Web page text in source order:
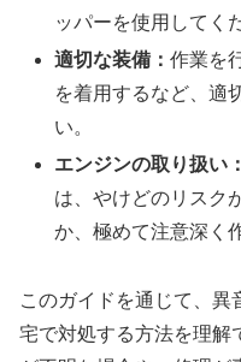
ッパーを使用してく
適切な装備：作業を
を着用するなど、適
い。
エンジンの取り扱い：
は、やけどのリスク
か、極めて注意深く
このガイドを通じて、異
宅で対処する方法を理解